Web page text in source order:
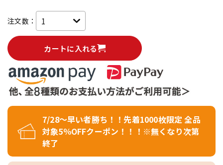
注文数：
カートに入れる
7/28～早い者勝ち！！先着1000枚限定 全品
対象5％OFFクーポン！！！※無くなり次第
終了